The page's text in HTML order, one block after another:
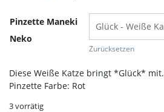
Pinzette Maneki
Neko
Zurücksetzen
Diese Weiße Katze bringt *Glück* mit.
Pinzette Farbe: Rot
3 vorrätig